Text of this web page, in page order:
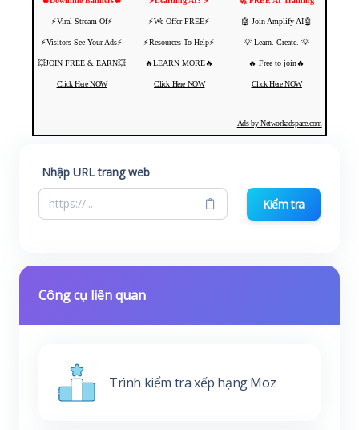
⚡️Viral Stream Of⚡️
⚡️Visitors See Your Ads⚡
💥JOIN FREE & EARN💥
Click Here NOW
⚡️We Offer FREE⚡️
⚡️Resources To Help⚡️
🔥LEARN MORE🔥
Click Here NOW
🤖 Join Amplify AI🤖
💡 Learn. Create. 💡
🔥 Free to join🔥
Click Here NOW
Ads by Networkadspace.com
Nhập URL trang web
Kiểm tra
Công cụ liên quan
Trình kiểm tra xếp hạng Moz